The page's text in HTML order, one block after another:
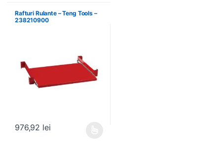
Rafturi Rulante – Teng Tools –
238210900
976,92 lei